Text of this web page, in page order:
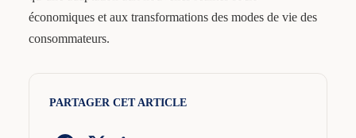
économiques et aux transformations des modes de vie des
consommateurs.
PARTAGER CET ARTICLE